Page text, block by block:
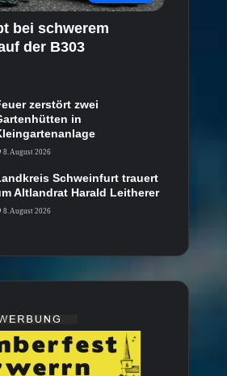
bei schwerem
der B303
zerstört zwei
in
8. August 2026
Schweinfurt trauert
Altlandrat Harald Leitherer
8. August 2026